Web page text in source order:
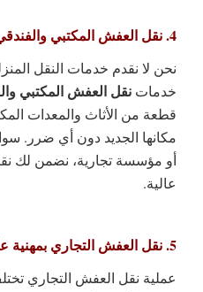
4. نقل العفش المكتبي والفندقي
نحن لا نقدم خدمات النقل
خدمات نقل العفش المكتبي
قطعة من الأثاث والمعدات
مكانها الجديد دون أي ضرر.
أو مؤسسة تجارية، نضمن لك
عالية.
5. نقل العفش التجاري بمهنية عالية
عملية نقل العفش التجاري